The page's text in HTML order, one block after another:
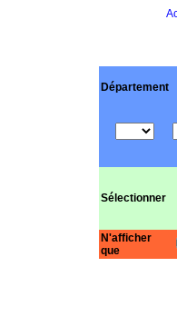
Département
Sélectionner
N'afficher
que